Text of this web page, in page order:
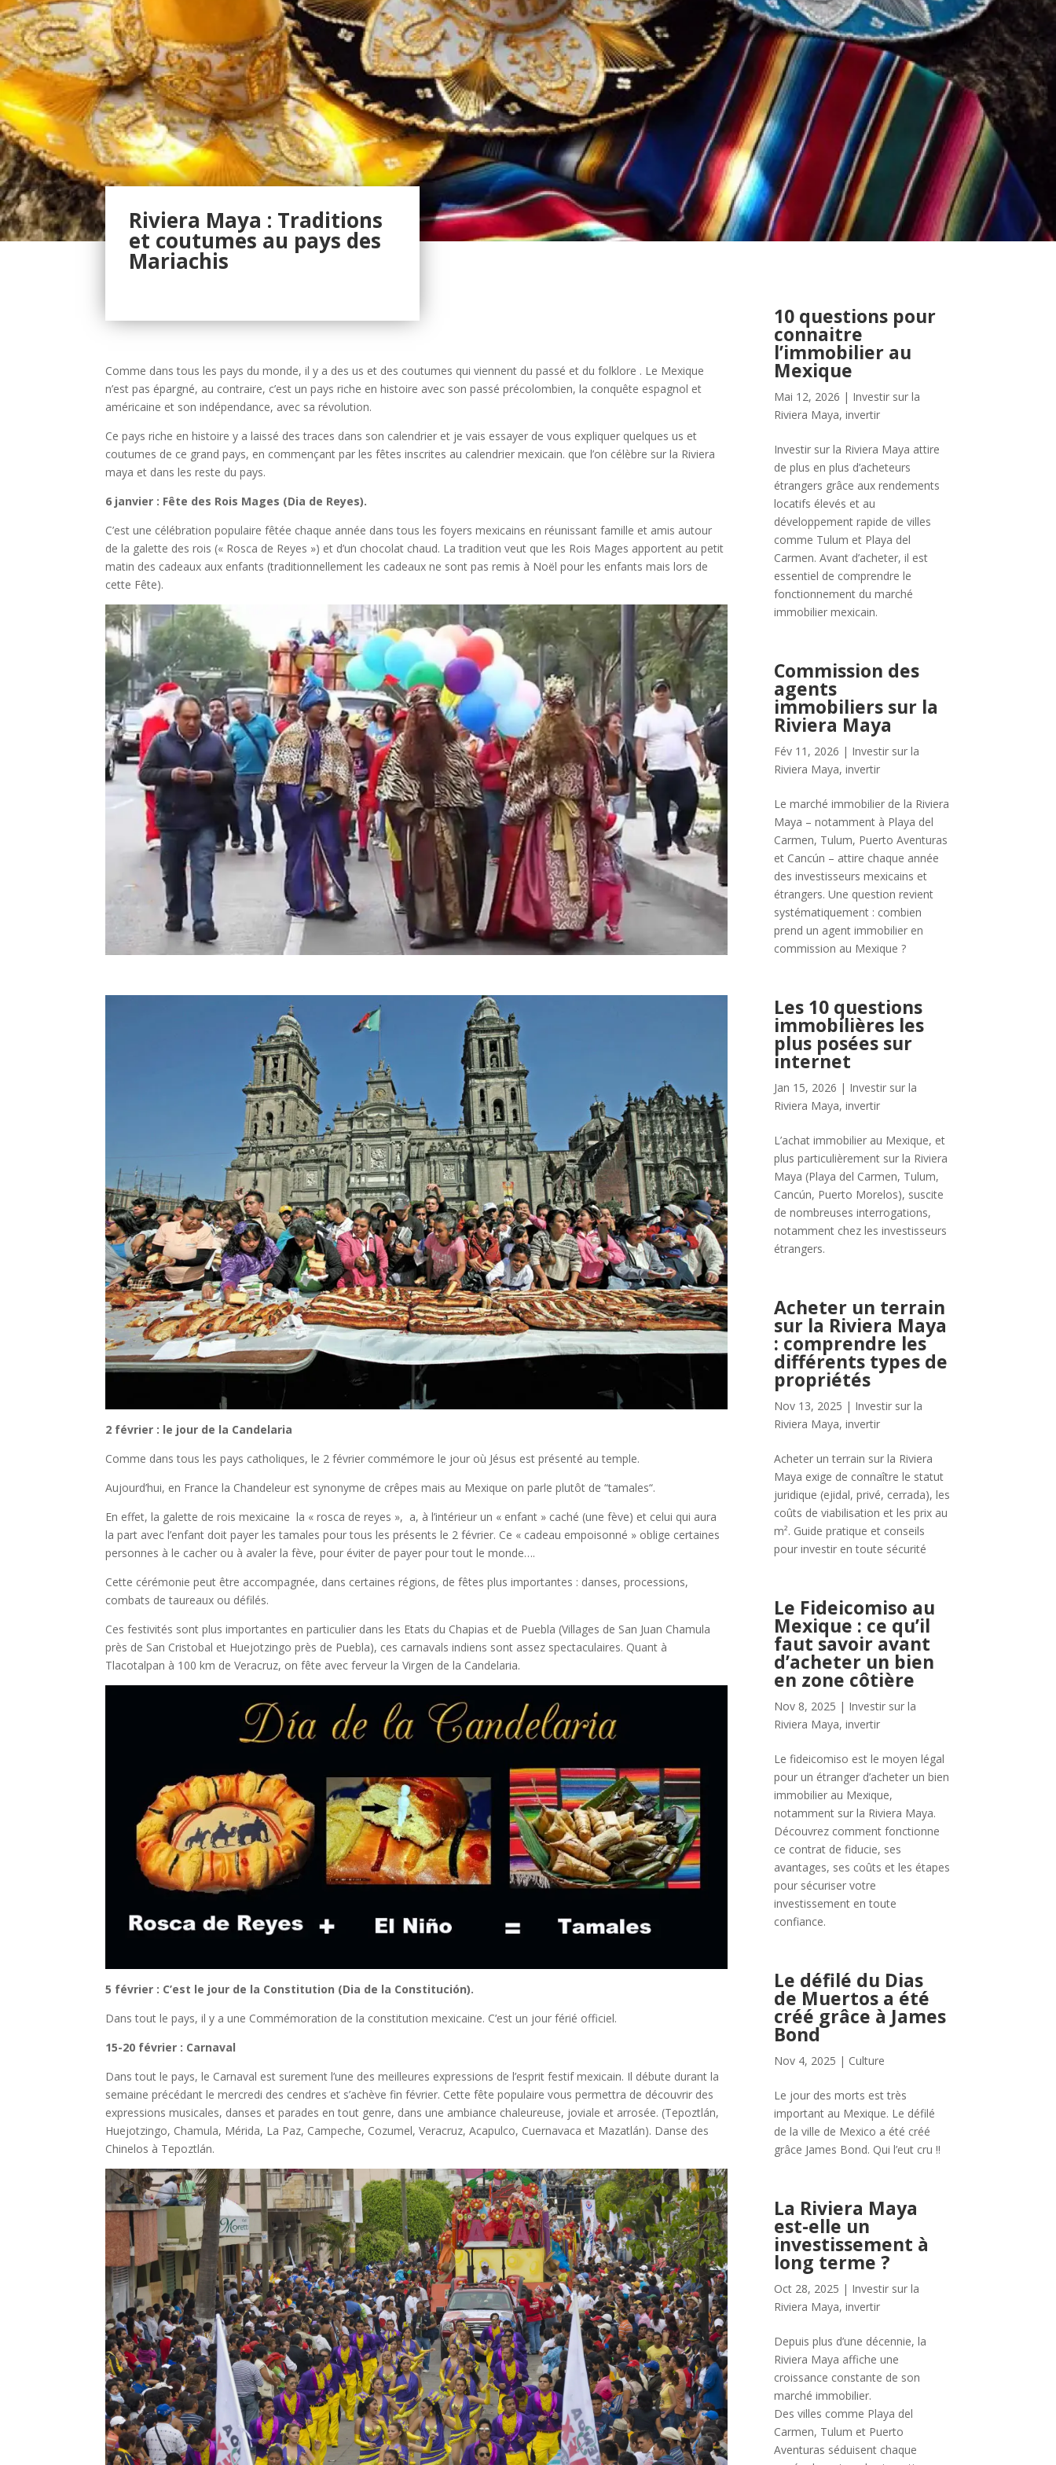
Riviera Maya : Traditions
et coutumes au pays des
Mariachis
Comme dans tous les pays du monde, il y a des us et des coutumes qui viennent du passé et du folklore . Le Mexique
n’est pas épargné, au contraire, c’est un pays riche en histoire avec son passé précolombien, la conquête espagnol et
américaine et son indépendance, avec sa révolution.
Ce pays riche en histoire y a laissé des traces dans son calendrier et je vais essayer de vous expliquer quelques us et
coutumes de ce grand pays, en commençant par les fêtes inscrites au calendrier mexicain. que l’on célèbre sur la Riviera
maya et dans les reste du pays.
6 janvier : Fête des Rois Mages (Dia de Reyes).
C’est une célébration populaire fêtée chaque année dans tous les foyers mexicains en réunissant famille et amis autour
de la galette des rois (« Rosca de Reyes ») et d’un chocolat chaud. La tradition veut que les Rois Mages apportent au petit
matin des cadeaux aux enfants (traditionnellement les cadeaux ne sont pas remis à Noël pour les enfants mais lors de
cette Fête).
2 février : le jour de la Candelaria
Comme dans tous les pays catholiques, le 2 février commémore le jour où Jésus est présenté au temple.
Aujourd’hui, en France la Chandeleur est synonyme de crêpes mais au Mexique on parle plutôt de “tamales“.
En effet, la galette de rois mexicaine la « rosca de reyes », a, à l’intérieur un « enfant » caché (une fève) et celui qui aura
la part avec l’enfant doit payer les tamales pour tous les présents le 2 février. Ce « cadeau empoisonné » oblige certaines
personnes à le cacher ou à avaler la fève, pour éviter de payer pour tout le monde….
Cette cérémonie peut être accompagnée, dans certaines régions, de fêtes plus importantes : danses, processions,
combats de taureaux ou défilés.
Ces festivités sont plus importantes en particulier dans les Etats du Chapias et de Puebla (Villages de San Juan Chamula
près de San Cristobal et Huejotzingo près de Puebla), ces carnavals indiens sont assez spectaculaires. Quant à
Tlacotalpan à 100 km de Veracruz, on fête avec ferveur la Virgen de la Candelaria.
5 février : C’est le jour de la Constitution (Dia de la Constitución).
Dans tout le pays, il y a une Commémoration de la constitution mexicaine. C’est un jour férié officiel.
15-20 février : Carnaval
Dans tout le pays, le Carnaval est surement l’une des meilleures expressions de l’esprit festif mexicain. Il débute durant la
semaine précédant le mercredi des cendres et s’achève fin février. Cette fête populaire vous permettra de découvrir des
expressions musicales, danses et parades en tout genre, dans une ambiance chaleureuse, joviale et arrosée. (Tepoztlán,
Huejotzingo, Chamula, Mérida, La Paz, Campeche, Cozumel, Veracruz, Acapulco, Cuernavaca et Mazatlán). Danse des
Chinelos à Tepoztlán.
10 questions pour
connaitre
l’immobilier au
Mexique
Mai 12, 2026 | Investir sur la
Riviera Maya,invertir
Investir sur la Riviera Maya attire
de plus en plus d’acheteurs
étrangers grâce aux rendements
locatifs élevés et au
développement rapide de villes
comme Tulum et Playa del
Carmen. Avant d’acheter, il est
essentiel de comprendre le
fonctionnement du marché
immobilier mexicain.
Commission des
agents
immobiliers sur la
Riviera Maya
Fév 11, 2026 | Investir sur la
Riviera Maya,invertir
Le marché immobilier de la Riviera
Maya – notamment à Playa del
Carmen, Tulum, Puerto Aventuras
et Cancún – attire chaque année
des investisseurs mexicains et
étrangers. Une question revient
systématiquement : combien
prend un agent immobilier en
commission au Mexique ?
Les 10 questions
immobilières les
plus posées sur
internet
Jan 15, 2026 | Investir sur la
Riviera Maya,invertir
L’achat immobilier au Mexique, et
plus particulièrement sur la Riviera
Maya (Playa del Carmen, Tulum,
Cancún, Puerto Morelos), suscite
de nombreuses interrogations,
notamment chez les investisseurs
étrangers.
Acheter un terrain
sur la Riviera Maya
: comprendre les
différents types de
propriétés
Nov 13, 2025 | Investir sur la
Riviera Maya,invertir
Acheter un terrain sur la Riviera
Maya exige de connaître le statut
juridique (ejidal, privé, cerrada), les
coûts de viabilisation et les prix au
m². Guide pratique et conseils
pour investir en toute sécurité
Le Fideicomiso au
Mexique : ce qu’il
faut savoir avant
d’acheter un bien
en zone côtière
Nov 8, 2025 | Investir sur la
Riviera Maya,invertir
Le fideicomiso est le moyen légal
pour un étranger d’acheter un bien
immobilier au Mexique,
notamment sur la Riviera Maya.
Découvrez comment fonctionne
ce contrat de fiducie, ses
avantages, ses coûts et les étapes
pour sécuriser votre
investissement en toute
confiance.
Le défilé du Dias
de Muertos a été
créé grâce à James
Bond
Nov 4, 2025 | Culture
Le jour des morts est très
important au Mexique. Le défilé
de la ville de Mexico a été créé
grâce James Bond. Qui l’eut cru !!
La Riviera Maya
est-elle un
investissement à
long terme ?
Oct 28, 2025 | Investir sur la
Riviera Maya,invertir
Depuis plus d’une décennie, la
Riviera Maya affiche une
croissance constante de son
marché immobilier.
Des villes comme Playa del
Carmen, Tulum et Puerto
Aventuras séduisent chaque